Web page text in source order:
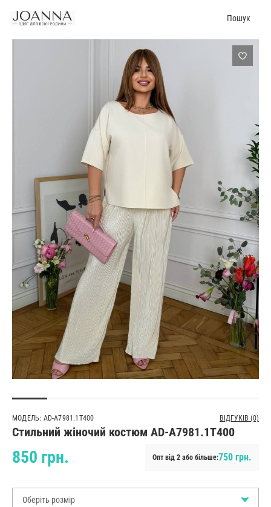
Пошук
МОДЕЛЬ: AD-A7981.1T400 ВІДГУКІВ (0)
Стильний жіночий костюм AD-A7981.1T400
850 грн. Опт від 2 або більше:750 грн.
Оберіть розмір